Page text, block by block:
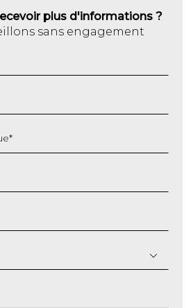
plus d'informations ?
sans engagement
*